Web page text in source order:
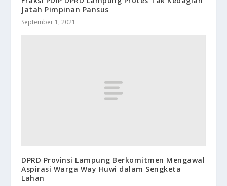
Jatah Pimpinan Pansus
September 1, 2021
DPRD Provinsi Lampung Berkomitmen Mengawal
Aspirasi Warga Way Huwi dalam Sengketa
Lahan